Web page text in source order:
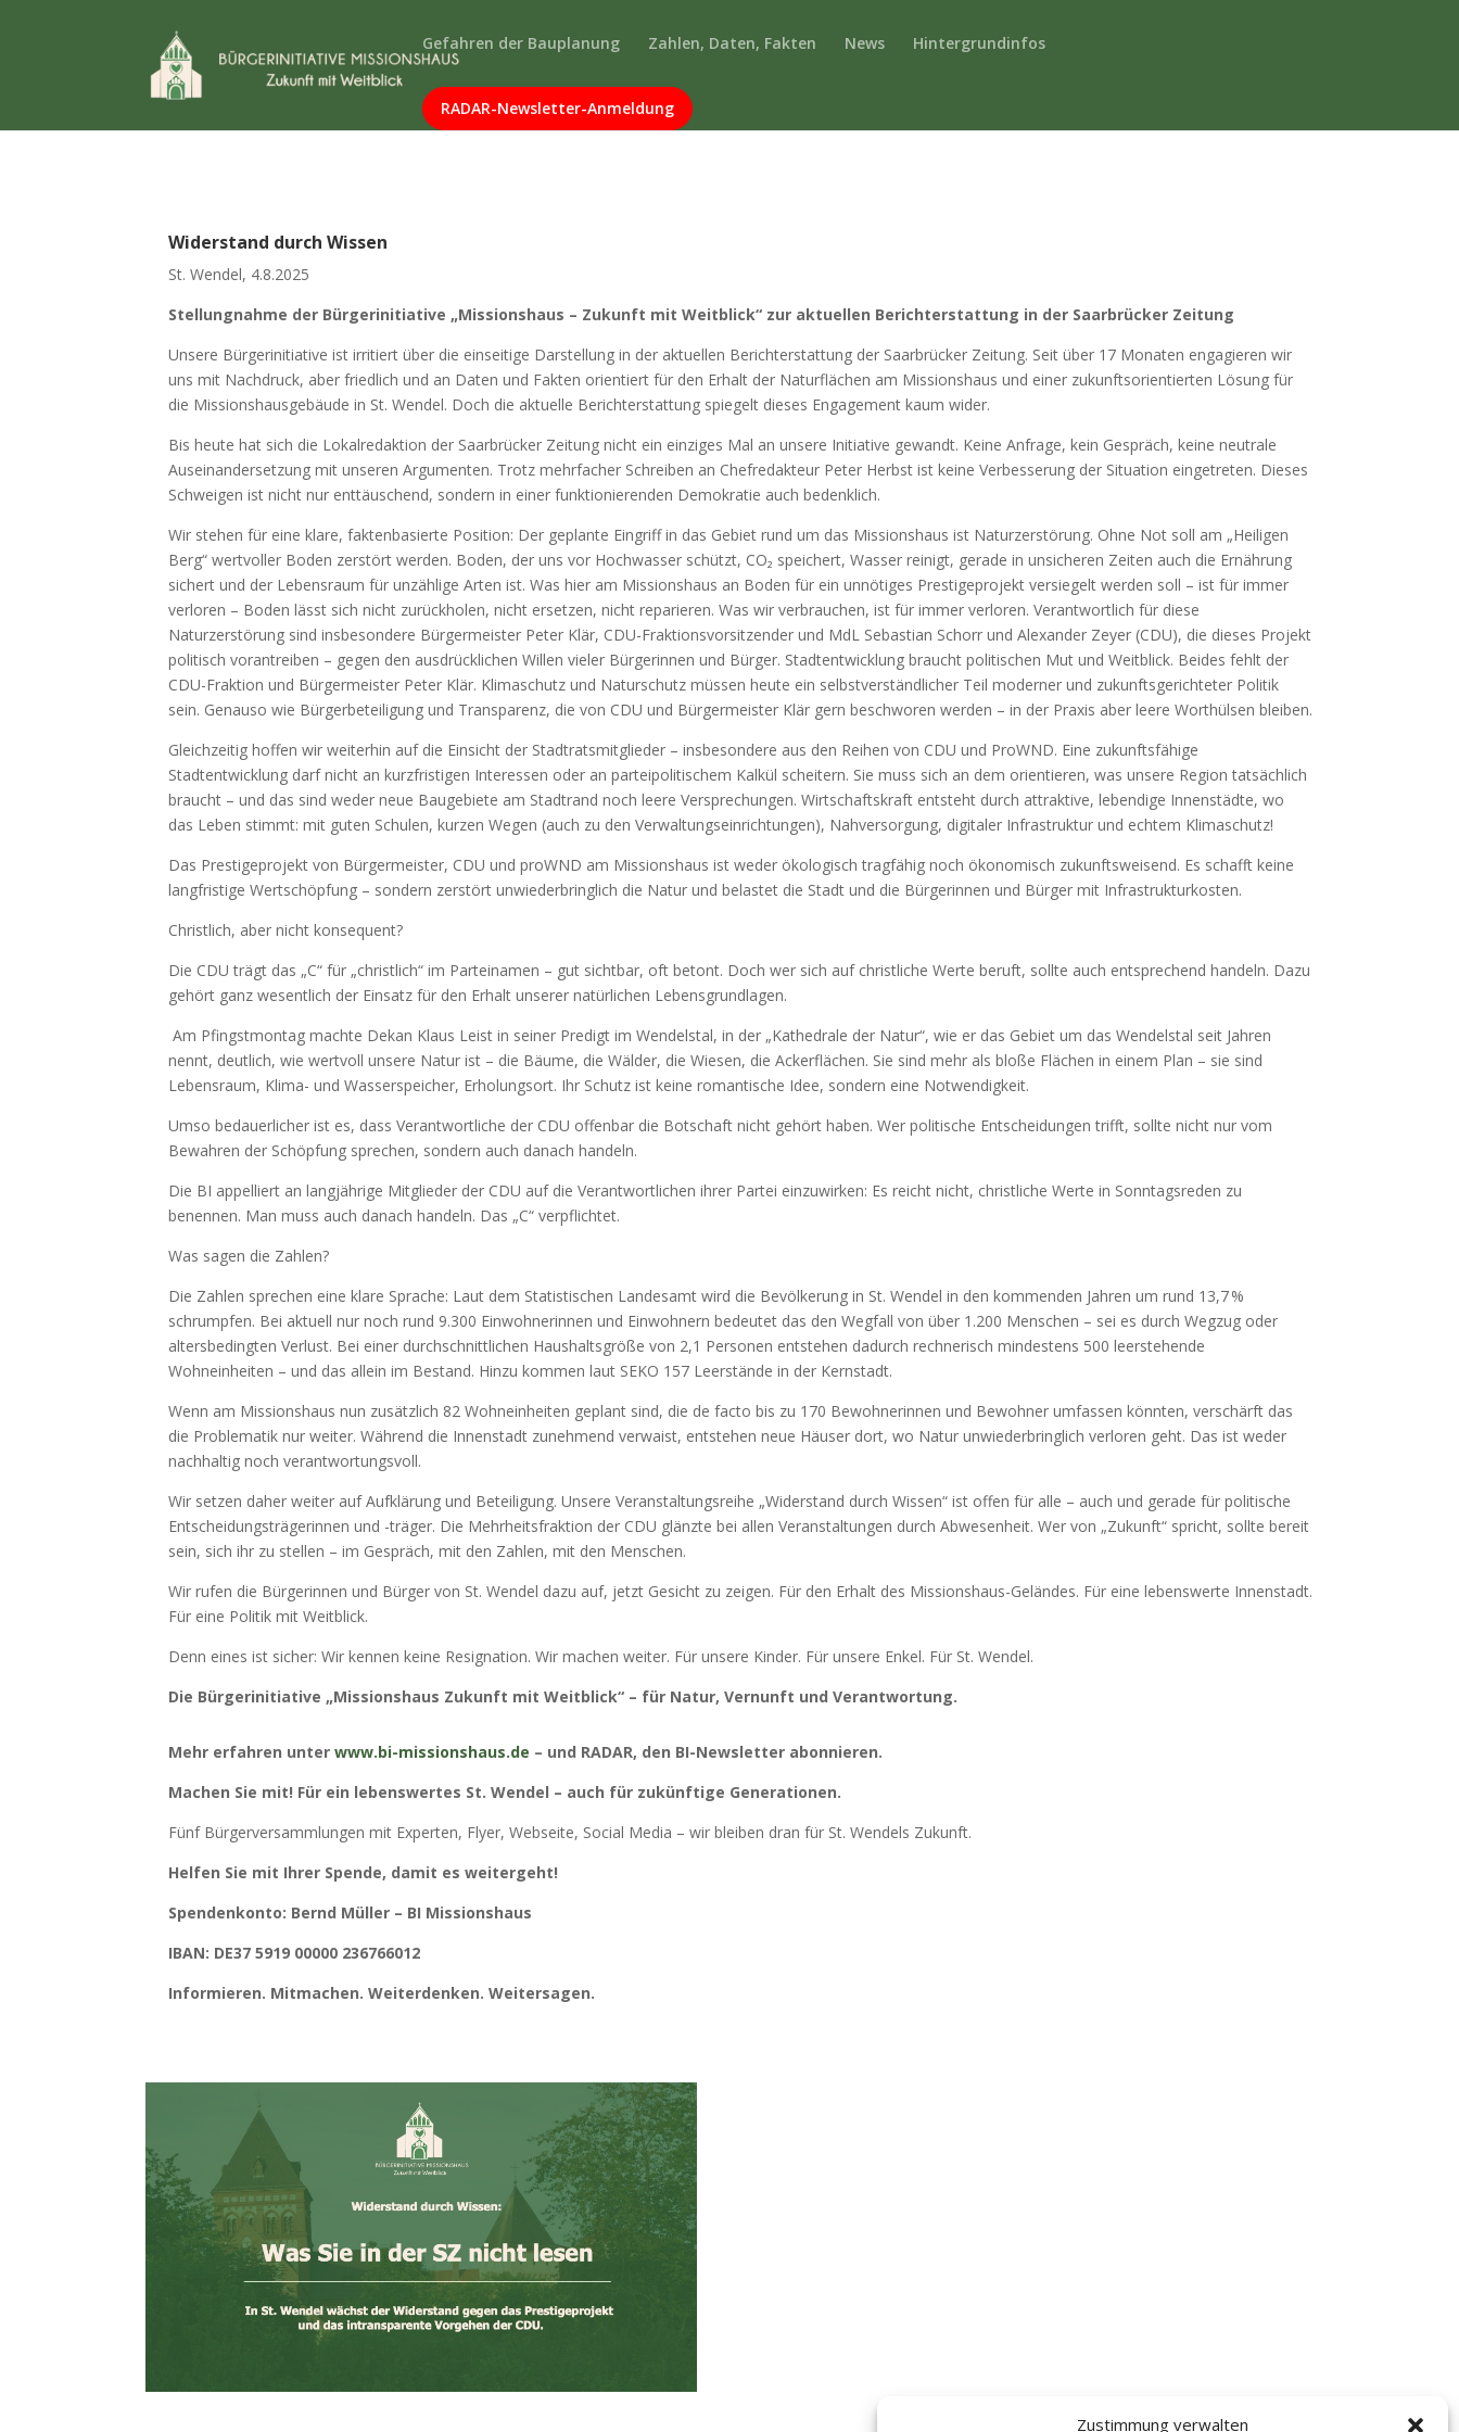
Zustimmung verwalten
Gefahren der Bauplanung Zahlen, Daten, Fakten News Hintergrundinfos
RADAR-Newsletter-Anmeldung
Widerstand durch Wissen
St. Wendel, 4.8.2025
Stellungnahme der Bürgerinitiative „Missionshaus – Zukunft mit Weitblick“ zur aktuellen Berichterstattung in der Saarbrücker Zeitung
Unsere Bürgerinitiative ist irritiert über die einseitige Darstellung in der aktuellen Berichterstattung der Saarbrücker Zeitung. Seit über 17 Monaten engagieren wir
uns mit Nachdruck, aber friedlich und an Daten und Fakten orientiert für den Erhalt der Naturflächen am Missionshaus und einer zukunftsorientierten Lösung für
die Missionshausgebäude in St. Wendel. Doch die aktuelle Berichterstattung spiegelt dieses Engagement kaum wider.
Bis heute hat sich die Lokalredaktion der Saarbrücker Zeitung nicht ein einziges Mal an unsere Initiative gewandt. Keine Anfrage, kein Gespräch, keine neutrale
Auseinandersetzung mit unseren Argumenten. Trotz mehrfacher Schreiben an Chefredakteur Peter Herbst ist keine Verbesserung der Situation eingetreten. Dieses
Schweigen ist nicht nur enttäuschend, sondern in einer funktionierenden Demokratie auch bedenklich.
Wir stehen für eine klare, faktenbasierte Position: Der geplante Eingriff in das Gebiet rund um das Missionshaus ist Naturzerstörung. Ohne Not soll am „Heiligen
Berg“ wertvoller Boden zerstört werden. Boden, der uns vor Hochwasser schützt, CO₂ speichert, Wasser reinigt, gerade in unsicheren Zeiten auch die Ernährung
sichert und der Lebensraum für unzählige Arten ist. Was hier am Missionshaus an Boden für ein unnötiges Prestigeprojekt versiegelt werden soll – ist für immer
verloren – Boden lässt sich nicht zurückholen, nicht ersetzen, nicht reparieren. Was wir verbrauchen, ist für immer verloren. Verantwortlich für diese
Naturzerstörung sind insbesondere Bürgermeister Peter Klär, CDU-Fraktionsvorsitzender und MdL Sebastian Schorr und Alexander Zeyer (CDU), die dieses Projekt
politisch vorantreiben – gegen den ausdrücklichen Willen vieler Bürgerinnen und Bürger. Stadtentwicklung braucht politischen Mut und Weitblick. Beides fehlt der
CDU-Fraktion und Bürgermeister Peter Klär. Klimaschutz und Naturschutz müssen heute ein selbstverständlicher Teil moderner und zukunftsgerichteter Politik
sein. Genauso wie Bürgerbeteiligung und Transparenz, die von CDU und Bürgermeister Klär gern beschworen werden – in der Praxis aber leere Worthülsen bleiben.
Gleichzeitig hoffen wir weiterhin auf die Einsicht der Stadtratsmitglieder – insbesondere aus den Reihen von CDU und ProWND. Eine zukunftsfähige
Stadtentwicklung darf nicht an kurzfristigen Interessen oder an parteipolitischem Kalkül scheitern. Sie muss sich an dem orientieren, was unsere Region tatsächlich
braucht – und das sind weder neue Baugebiete am Stadtrand noch leere Versprechungen. Wirtschaftskraft entsteht durch attraktive, lebendige Innenstädte, wo
das Leben stimmt: mit guten Schulen, kurzen Wegen (auch zu den Verwaltungseinrichtungen), Nahversorgung, digitaler Infrastruktur und echtem Klimaschutz!
Das Prestigeprojekt von Bürgermeister, CDU und proWND am Missionshaus ist weder ökologisch tragfähig noch ökonomisch zukunftsweisend. Es schafft keine
langfristige Wertschöpfung – sondern zerstört unwiederbringlich die Natur und belastet die Stadt und die Bürgerinnen und Bürger mit Infrastrukturkosten.
Christlich, aber nicht konsequent?
Die CDU trägt das „C“ für „christlich“ im Parteinamen – gut sichtbar, oft betont. Doch wer sich auf christliche Werte beruft, sollte auch entsprechend handeln. Dazu
gehört ganz wesentlich der Einsatz für den Erhalt unserer natürlichen Lebensgrundlagen.
Am Pfingstmontag machte Dekan Klaus Leist in seiner Predigt im Wendelstal, in der „Kathedrale der Natur“, wie er das Gebiet um das Wendelstal seit Jahren
nennt, deutlich, wie wertvoll unsere Natur ist – die Bäume, die Wälder, die Wiesen, die Ackerflächen. Sie sind mehr als bloße Flächen in einem Plan – sie sind
Lebensraum, Klima- und Wasserspeicher, Erholungsort. Ihr Schutz ist keine romantische Idee, sondern eine Notwendigkeit.
Umso bedauerlicher ist es, dass Verantwortliche der CDU offenbar die Botschaft nicht gehört haben. Wer politische Entscheidungen trifft, sollte nicht nur vom
Bewahren der Schöpfung sprechen, sondern auch danach handeln.
Die BI appelliert an langjährige Mitglieder der CDU auf die Verantwortlichen ihrer Partei einzuwirken: Es reicht nicht, christliche Werte in Sonntagsreden zu
benennen. Man muss auch danach handeln. Das „C“ verpflichtet.
Was sagen die Zahlen?
Die Zahlen sprechen eine klare Sprache: Laut dem Statistischen Landesamt wird die Bevölkerung in St. Wendel in den kommenden Jahren um rund 13,7 %
schrumpfen. Bei aktuell nur noch rund 9.300 Einwohnerinnen und Einwohnern bedeutet das den Wegfall von über 1.200 Menschen – sei es durch Wegzug oder
altersbedingten Verlust. Bei einer durchschnittlichen Haushaltsgröße von 2,1 Personen entstehen dadurch rechnerisch mindestens 500 leerstehende
Wohneinheiten – und das allein im Bestand. Hinzu kommen laut SEKO 157 Leerstände in der Kernstadt.
Wenn am Missionshaus nun zusätzlich 82 Wohneinheiten geplant sind, die de facto bis zu 170 Bewohnerinnen und Bewohner umfassen könnten, verschärft das
die Problematik nur weiter. Während die Innenstadt zunehmend verwaist, entstehen neue Häuser dort, wo Natur unwiederbringlich verloren geht. Das ist weder
nachhaltig noch verantwortungsvoll.
Wir setzen daher weiter auf Aufklärung und Beteiligung. Unsere Veranstaltungsreihe „Widerstand durch Wissen“ ist offen für alle – auch und gerade für politische
Entscheidungsträgerinnen und -träger. Die Mehrheitsfraktion der CDU glänzte bei allen Veranstaltungen durch Abwesenheit. Wer von „Zukunft“ spricht, sollte bereit
sein, sich ihr zu stellen – im Gespräch, mit den Zahlen, mit den Menschen.
Wir rufen die Bürgerinnen und Bürger von St. Wendel dazu auf, jetzt Gesicht zu zeigen. Für den Erhalt des Missionshaus-Geländes. Für eine lebenswerte Innenstadt.
Für eine Politik mit Weitblick.
Denn eines ist sicher: Wir kennen keine Resignation. Wir machen weiter. Für unsere Kinder. Für unsere Enkel. Für St. Wendel.
Die Bürgerinitiative „Missionshaus Zukunft mit Weitblick“ – für Natur, Vernunft und Verantwortung.
Mehr erfahren unterwww.bi-missionshaus.de – und RADAR, den BI-Newsletter abonnieren.
Machen Sie mit! Für ein lebenswertes St. Wendel – auch für zukünftige Generationen.
Fünf Bürgerversammlungen mit Experten, Flyer, Webseite, Social Media – wir bleiben dran für St. Wendels Zukunft.
Helfen Sie mit Ihrer Spende, damit es weitergeht!
Spendenkonto: Bernd Müller – BI Missionshaus
IBAN: DE37 5919 00000 236766012
Informieren. Mitmachen. Weiterdenken. Weitersagen.